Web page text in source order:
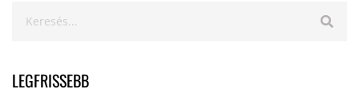
LEGFRISSEBB